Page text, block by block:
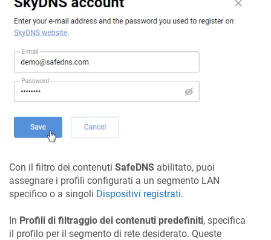
Con il filtro dei contenuti SafeDNS abilitato, puoi
assegnare i profili configurati a un segmento LAN
specifico o a singoli Dispositivi registrati.
In Profili di filtraggio dei contenuti predefiniti, specifica
il profilo per il segmento di rete desiderato. Queste